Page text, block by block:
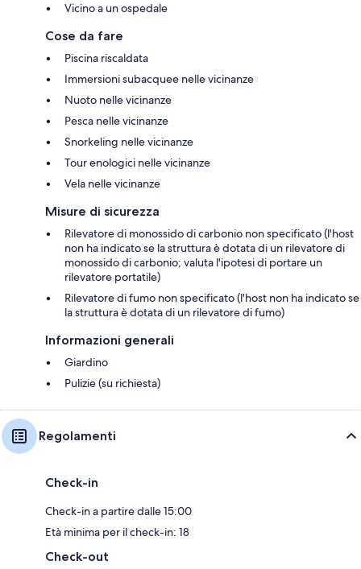
Vicino a un ospedale
Cose da fare
Piscina riscaldata
Immersioni subacquee nelle vicinanze
Nuoto nelle vicinanze
Pesca nelle vicinanze
Snorkeling nelle vicinanze
Tour enologici nelle vicinanze
Vela nelle vicinanze
Misure di sicurezza
Rilevatore di monossido di carbonio non specificato (l'host
non ha indicato se la struttura è dotata di un rilevatore di
monossido di carbonio; valuta l'ipotesi di portare un
rilevatore portatile)
Rilevatore di fumo non specificato (l'host non ha indicato se
la struttura è dotata di un rilevatore di fumo)
Informazioni generali
Giardino
Pulizie (su richiesta)
Regolamenti
Check-in
Check-in a partire dalle 15:00
Età minima per il check-in: 18
Check-out